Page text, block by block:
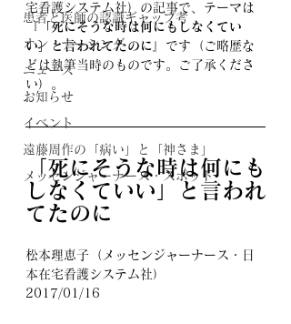
患者と医師の認識ギャップ考
オン・ナーシング
ニュース
お知らせ
イベント
遠藤周作の「病い」と「神さま」
メッセンジャーナース・スポット
宅看護システム社） の記事で、テーマは
『「死にそうな時は何にもしなくてい
い」と言われてたのに 』です（ご略歴な
どは執筆当時のものです。ご了承くださ
い）。
「死にそうな時は何にも
しなくていい」と言われ
てたのに
松本理恵子（メッセンジャーナース・日
本在宅看護システム社）
2017/01/16